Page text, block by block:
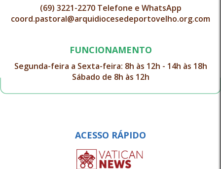
(69) 3221-2270 Telefone e WhatsApp
coord.pastoral@arquidiocesedeportovelho.org.com
FUNCIONAMENTO
Segunda-feira a Sexta-feira: 8h às 12h - 14h às 18h
Sábado de 8h às 12h
ACESSO RÁPIDO